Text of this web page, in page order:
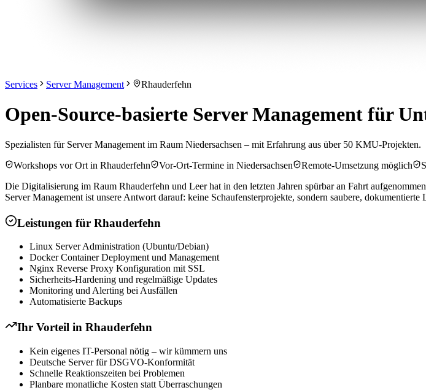
Services Server Management Rhauderfehn
Open-Source-basierte Server Management für
Spezialisten für Server Management im Raum Niedersachsen – mit Erfahrung aus über 50 KMU-Projekten.
Workshops vor Ort in Rhauderfehn
Vor-Ort-Termine in Niedersachsen Remote-Umsetzung möglich
Die Digitalisierung im Raum Rhauderfehn und Leer hat in den letzten Jahren spürbar an Fahrt
Server Management ist unsere Antwort darauf: keine Schaufensterprojekte, sondern saubere,
Leistungen für Rhauderfehn
Linux Server Administration (Ubuntu/Debian)
Docker Container Deployment und Management
Nginx Reverse Proxy Konfiguration mit SSL
Sicherheits-Hardening und regelmäßige Updates
Monitoring und Alerting bei Ausfällen
Automatisierte Backups
Ihr Vorteil in Rhauderfehn
Kein eigenes IT-Personal nötig – wir kümmern uns
Deutsche Server für DSGVO-Konformität
Schnelle Reaktionszeiten bei Problemen
Planbare monatliche Kosten statt Überraschungen